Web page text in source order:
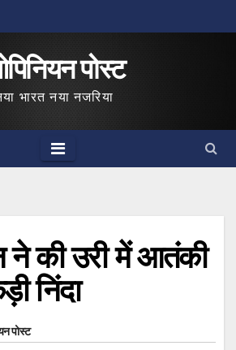
पोस्ट
भारत नया नजरिया
ने की उरी में आतंकी
निंदा
पोस्ट